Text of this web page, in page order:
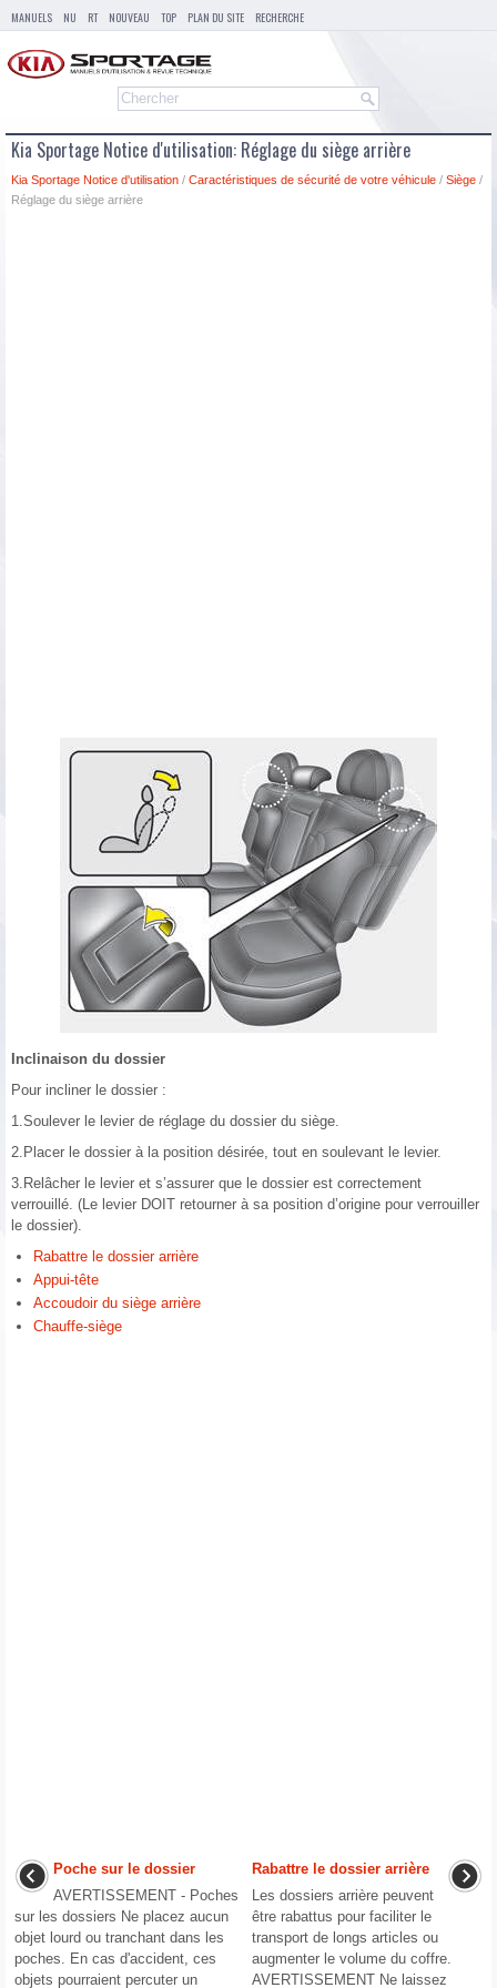
MANUELS NU RT NOUVEAU TOP PLAN DU SITE RECHERCHE
Kia Sportage Notice d'utilisation: Réglage du siège arrière
Kia Sportage Notice d'utilisation / Caractéristiques de sécurité de votre véhicule / Siège /
Réglage du siège arrière
Inclinaison du dossier
Pour incliner le dossier :
1.Soulever le levier de réglage du dossier du siège.
2.Placer le dossier à la position désirée, tout en soulevant le levier.
3.Relâcher le levier et s’assurer que le dossier est correctement
verrouillé. (Le levier DOIT retourner à sa position d’origine pour verrouiller
le dossier).
Rabattre le dossier arrière
Appui-tête
Accoudoir du siège arrière
Chauffe-siège
Poche sur le dossier
AVERTISSEMENT - Poches
sur les dossiers Ne placez aucun
objet lourd ou tranchant dans les
poches. En cas d'accident, ces
objets pourraient percuter un
Rabattre le dossier arrière
Les dossiers arrière peuvent
être rabattus pour faciliter le
transport de longs articles ou
augmenter le volume du coffre.
AVERTISSEMENT Ne laissez